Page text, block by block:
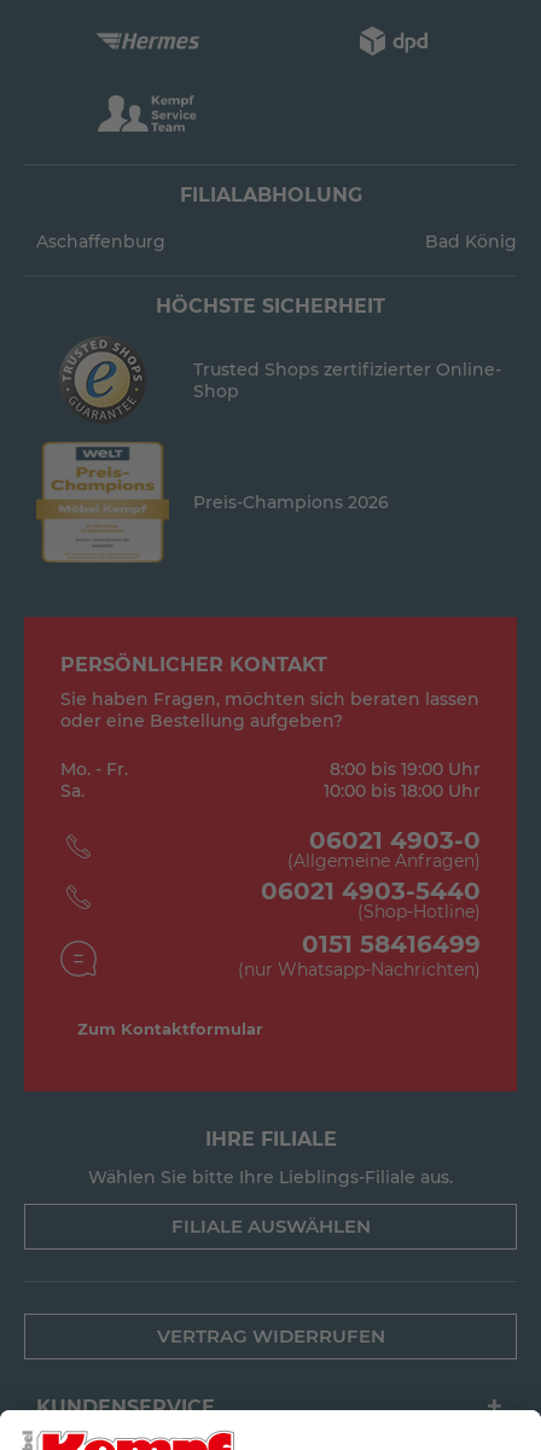
FILIALABHOLUNG
Aschaffenburg Bad König
HÖCHSTE SICHERHEIT
Trusted Shops zertifizierter Online-
Shop
Preis-Champions 2026
PERSÖNLICHER KONTAKT
Sie haben Fragen, möchten sich beraten lassen
oder eine Bestellung aufgeben?
Mo. - Fr.
8:00 bis 19:00 Uhr
Sa.
10:00 bis 18:00 Uhr
06021 4903-0
(Allgemeine Anfragen)
06021 4903-5440
(Shop-Hotline)
0151 58416499
(nur Whatsapp-Nachrichten)
Zum Kontaktformular
IHRE FILIALE
Wählen Sie bitte Ihre Lieblings-Filiale aus.
FILIALE AUSWÄHLEN
VERTRAG WIDERRUFEN
KUNDENSERVICE